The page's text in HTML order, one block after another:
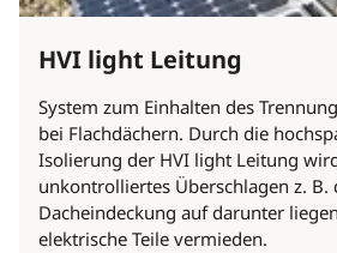
HVI light Leitung
System zum Einhalten des
bei Flachdächern. Durch die
Isolierung der HVI light Leitung
unkontrolliertes Überschlagen z. B.
Dacheindeckung auf darunter
elektrische Teile vermieden.